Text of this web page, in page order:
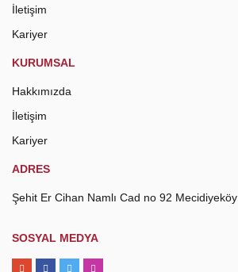
İletişim
Kariyer
KURUMSAL
Hakkımızda
İletişim
Kariyer
ADRES
Şehit Er Cihan Namlı Cad no 92 Mecidiyeköy
SOSYAL MEDYA